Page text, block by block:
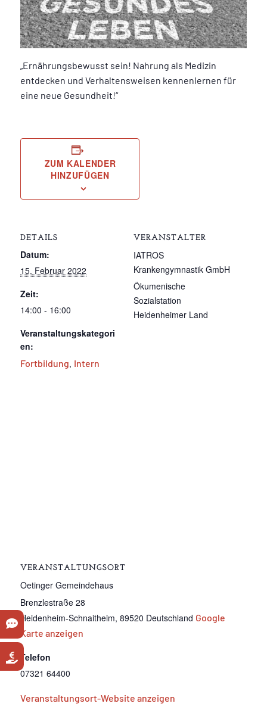
„Ernährungsbewusst sein! Nahrung als Medizin
entdecken und Verhaltensweisen kennenlernen für
eine neue Gesundheit!“
ZUM KALENDER
HINZUFÜGEN
DETAILS
Datum:
15. Februar 2022
Zeit:
14:00 - 16:00
Veranstaltungskategori
en:
Fortbildung, Intern
VERANSTALTER
IATROS
Krankengymnastik GmbH
Ökumenische
Sozialstation
Heidenheimer Land
VERANSTALTUNGSORT
Oetinger Gemeindehaus
Brenzlestraße 28
Heidenheim-Schnaitheim, 89520 Deutschland Google
Karte anzeigen
Telefon
07321 64400
Veranstaltungsort-Website anzeigen